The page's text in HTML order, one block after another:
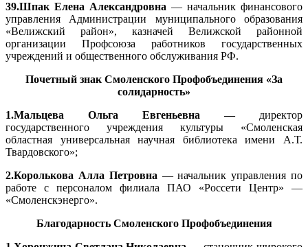
39.Шпак Елена Александровна — начальник финансового
управления Администрации муниципального образования
«Велижский район», казначей Велижской районной
организации Профсоюза работников государственных
учреждений и общественного обслуживания РФ.
Почетный знак Смоленского Профобъединения «За
солидарность»
1.Мальцева Ольга Евгеньевна — директор
государственного учреждения культуры «Смоленская
областная универсальная научная библиотека имени А.Т.
Твардовского»;
2.Королькова Алла Петровна — начальник управления по
работе с персоналом филиала ПАО «Россети Центр» —
«Смоленскэнерго».
Благодарность Смоленского Профобъединения